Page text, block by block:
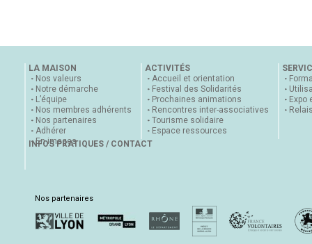
LA MAISON
Nos valeurs
Notre démarche
L’équipe
Nos membres adhérents
Nos partenaires
Adhérer
En images
ACTIVITÉS
Accueil et orientation
Festival des Solidarités
Prochaines animations
Rencontres inter-associatives
Tourisme solidaire
Espace ressources
Expo
INFOS PRATIQUES / CONTACT
Nos partenaires